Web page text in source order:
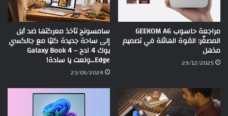
مراجعة حاسوب GEEKOM A6
المصغّر: القوة الهائلة في تصميم
مذهل
29/12/2025
سامسونج تأخذ معركتها ضد أبل
إلى ساحة جديدة كليًا مع جالكسي
بوك 4 ادج – Galaxy Book 4
Edge…ولعت يا سادة!
23/05/2024